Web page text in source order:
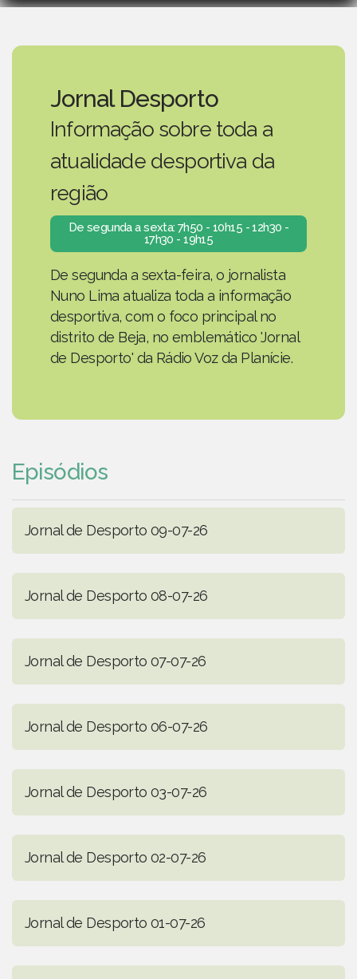
Jornal Desporto
Informação sobre toda a
atualidade desportiva da
região
De segunda a sexta: 7h50 - 10h15 - 12h30 -
17h30 - 19h15
De segunda a sexta-feira, o jornalista
Nuno Lima atualiza toda a informação
desportiva, com o foco principal no
distrito de Beja, no emblemático 'Jornal
de Desporto' da Rádio Voz da Planície.
Episódios
Jornal de Desporto 09-07-26
Jornal de Desporto 08-07-26
Jornal de Desporto 07-07-26
Jornal de Desporto 06-07-26
Jornal de Desporto 03-07-26
Jornal de Desporto 02-07-26
Jornal de Desporto 01-07-26